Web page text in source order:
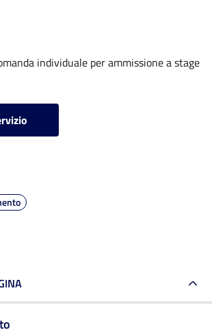
individuale per ammissione a stage